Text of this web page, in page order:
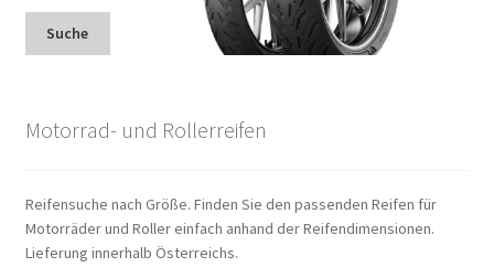
Suche
Motorrad- und Rollerreifen
Reifensuche nach Größe. Finden Sie den passenden Reifen für
Motorräder und Roller einfach anhand der Reifendimensionen.
Lieferung innerhalb Österreichs.